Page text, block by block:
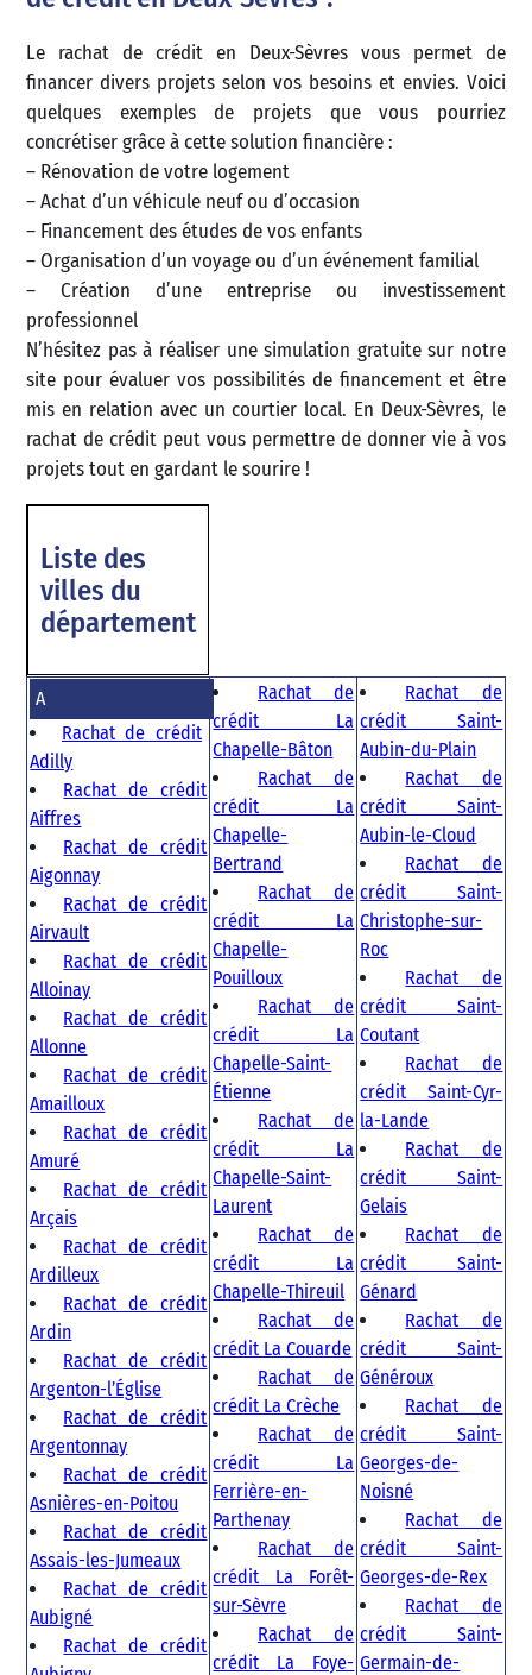
Le rachat de crédit en Deux-Sèvres vous permet de
financer divers projets selon vos besoins et envies. Voici
quelques exemples de projets que vous pourriez
concrétiser grâce à cette solution financière :
– Rénovation de votre logement
– Achat d’un véhicule neuf ou d’occasion
– Financement des études de vos enfants
– Organisation d’un voyage ou d’un événement familial
– Création d’une entreprise ou investissement
professionnel
N’hésitez pas à réaliser une simulation gratuite sur notre
site pour évaluer vos possibilités de financement et être
mis en relation avec un courtier local. En Deux-Sèvres, le
rachat de crédit peut vous permettre de donner vie à vos
projets tout en gardant le sourire !
Liste des
villes du
département
A
Rachat de crédit
Adilly
Rachat de crédit
Aiffres
Rachat de crédit
Aigonnay
Rachat de crédit
Airvault
Rachat de crédit
Alloinay
Rachat de crédit
Allonne
Rachat de crédit
Amailloux
Rachat de crédit
Amuré
Rachat de crédit
Arçais
Rachat de crédit
Ardilleux
Rachat de crédit
Ardin
Rachat de crédit
Argenton-l’Église
Rachat de crédit
Argentonnay
Rachat de crédit
Asnières-en-Poitou
Rachat de crédit
Assais-les-Jumeaux
Rachat de crédit
Aubigné
Rachat de crédit
Rachat de
crédit La
Chapelle-Bâton
Rachat de
crédit La
Chapelle-
Bertrand
Rachat de
crédit La
Chapelle-
Pouilloux
Rachat de
crédit La
Chapelle-Saint-
Étienne
Rachat de
crédit La
Chapelle-Saint-
Laurent
Rachat de
crédit La
Chapelle-Thireuil
Rachat de
crédit La Couarde
Rachat de
crédit La Crèche
Rachat de
crédit La
Ferrière-en-
Parthenay
Rachat de
crédit La Forêt-
sur-Sèvre
Rachat de
crédit La Foye-
Rachat de
crédit Saint-
Aubin-du-Plain
Rachat de
crédit Saint-
Aubin-le-Cloud
Rachat de
crédit Saint-
Christophe-sur-
Roc
Rachat de
crédit Saint-
Coutant
Rachat de
crédit Saint-Cyr-
la-Lande
Rachat de
crédit Saint-
Gelais
Rachat de
crédit Saint-
Génard
Rachat de
crédit Saint-
Généroux
Rachat de
crédit Saint-
Georges-de-
Noisné
Rachat de
crédit Saint-
Georges-de-Rex
Rachat de
crédit Saint-
Germain-de-